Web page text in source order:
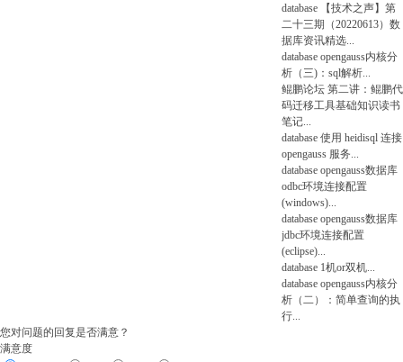
database
【技术之声】第
二十三期（20220613）数
据库资讯精选...
database opengauss内核分
析（三)：sql解析...
鲲鹏论坛 第二讲：鲲鹏代
码迁移工具基础知识读书
笔记...
database 使用 heidisql 连接
opengauss 服务...
database opengauss数据库
odbc环境连接配置
(windows)...
database opengauss数据库
jdbc环境连接配置
(eclipse)...
database 1机or双机...
database opengauss内核分
析（二）：简单查询的执
行...
您对问题的回复是否满意？
满意度